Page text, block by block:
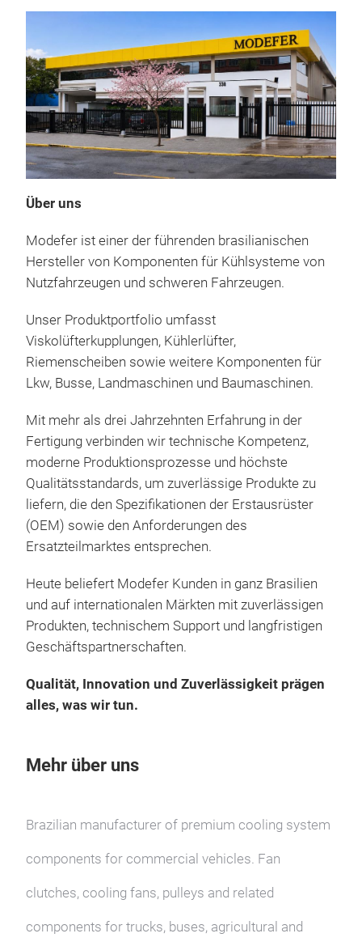
Über uns
Modefer ist einer der führenden brasilianischen
Hersteller von Komponenten für Kühlsysteme von
Nutzfahrzeugen und schweren Fahrzeugen.
Unser Produktportfolio umfasst
Viskolüfterkupplungen, Kühlerlüfter,
Riemenscheiben sowie weitere Komponenten für
Lkw, Busse, Landmaschinen und Baumaschinen.
Mit mehr als drei Jahrzehnten Erfahrung in der
Fertigung verbinden wir technische Kompetenz,
moderne Produktionsprozesse und höchste
Qualitätsstandards, um zuverlässige Produkte zu
liefern, die den Spezifikationen der Erstausrüster
(OEM) sowie den Anforderungen des
Ersatzteilmarktes entsprechen.
Heute beliefert Modefer Kunden in ganz Brasilien
und auf internationalen Märkten mit zuverlässigen
Produkten, technischem Support und langfristigen
Geschäftspartnerschaften.
Qualität, Innovation und Zuverlässigkeit prägen
alles, was wir tun.
Mehr über uns
Brazilian manufacturer of premium cooling system
components for commercial vehicles. Fan
clutches, cooling fans, pulleys and related
components for trucks, buses, agricultural and